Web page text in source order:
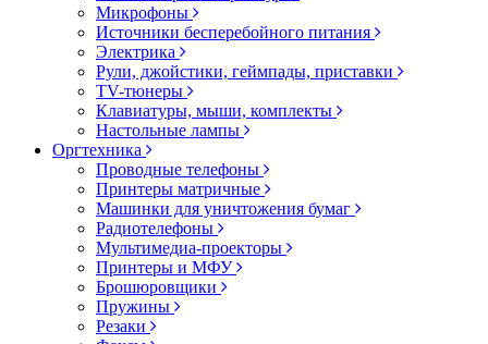
Микрофоны
Источники бесперебойного питания
Электрика
Рули, джойстики, геймпады, приставки
TV-тюнеры
Клавиатуры, мыши, комплекты
Настольные лампы
Оргтехника
Проводные телефоны
Принтеры матричные
Машинки для уничтожения бумаг
Радиотелефоны
Мультимедиа-проекторы
Принтеры и МФУ
Брошюровщики
Пружины
Резаки